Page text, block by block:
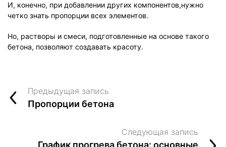
И, конечно, при добавлении других компонентов,нужно
четко знать пропорции всех элементов.
Но, растворы и смеси, подготовленные на основе такого
бетона, позволяют создавать красоту.
Предыдущая запись
Пропорции бетона
Следующая запись
График прогрева бетона: основные